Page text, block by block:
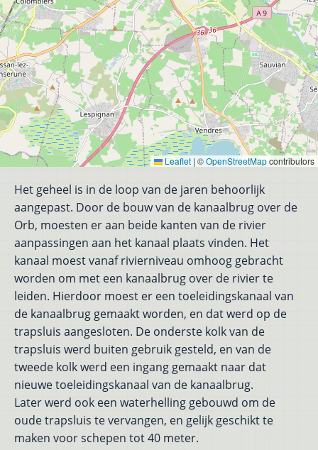
Leaflet | ©OpenStreetMapcontributors
Het geheel is in de loop van de jaren behoorlijk
aangepast. Door de bouw van de kanaalbrug over de
Orb, moesten er aan beide kanten van de rivier
aanpassingen aan het kanaal plaats vinden. Het
kanaal moest vanaf rivierniveau omhoog gebracht
worden om met een kanaalbrug over de rivier te
leiden. Hierdoor moest er een toeleidingskanaal van
de kanaalbrug gemaakt worden, en dat werd op de
trapsluis aangesloten. De onderste kolk van de
trapsluis werd buiten gebruik gesteld, en van de
tweede kolk werd een ingang gemaakt naar dat
nieuwe toeleidingskanaal van de kanaalbrug.
Later werd ook een waterhelling gebouwd om de
oude trapsluis te vervangen, en gelijk geschikt te
maken voor schepen tot 40 meter.